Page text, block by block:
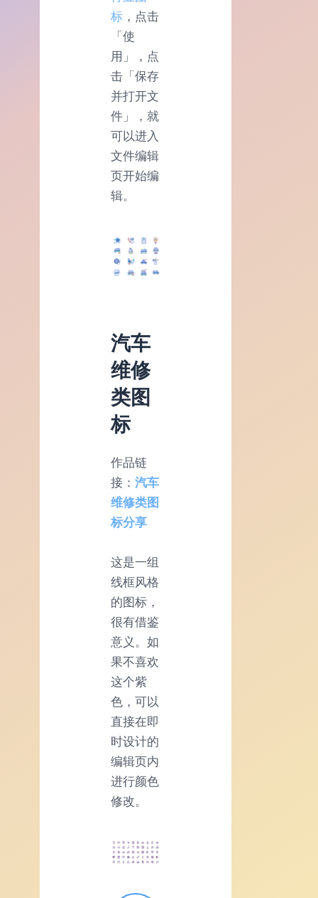
标 ，点击
「使
用」，点
击「保存
并打开文
件」，就
可以进入
文件编辑
页开始编
辑。
汽车
维修
类图
标
作品链
接： 汽车
维修类图
标分享
这是一组
线框风格
的图标，
很有借鉴
意义。如
果不喜欢
这个紫
色，可以
直接在即
时设计的
编辑页内
进行颜色
修改。